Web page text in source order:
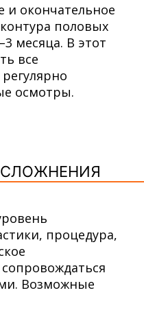
и окончательное
половых
месяца. В этот
все
осмотры.
процедура,
Возможные